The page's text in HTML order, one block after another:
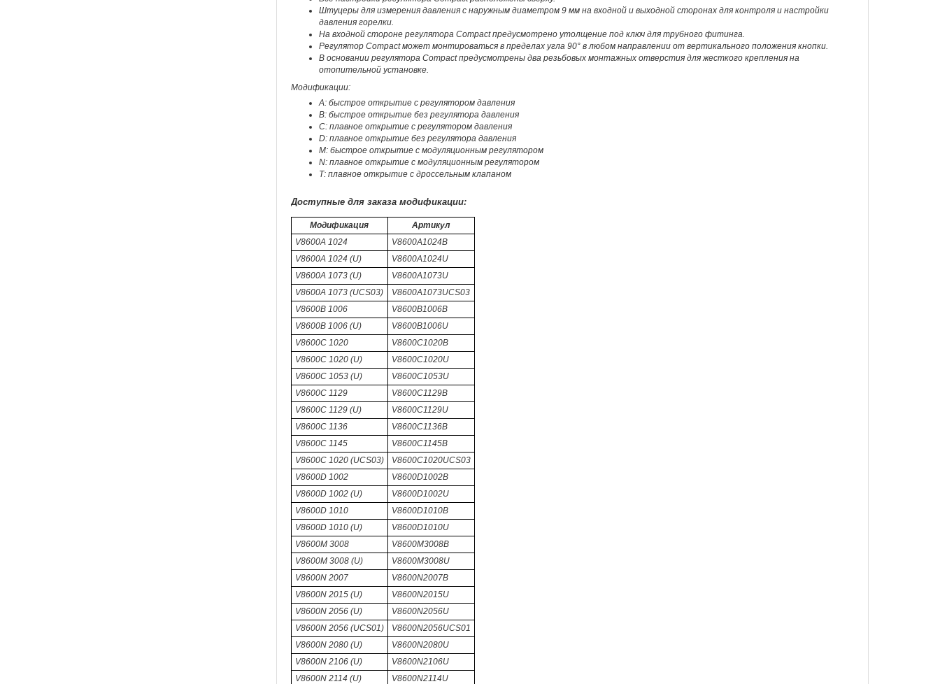
Штуцеры для измерения давления с наружным диаметром 9 мм на входной и выходной сторонах для контроля и настройки
давления горелки.
На входной стороне регулятора Compact предусмотрено утолщение под ключ для трубного фитинга.
Регулятор Compact может монтироваться в пределах угла 90° в любом направлении от вертикального положения кнопки.
В основании регулятора Compact предусмотрены два резьбовых монтажных отверстия для жесткого крепления на
отопительной установке.
Модификации:
А: быстрое открытие с регулятором давления
В: быстрое открытие без регулятора давления
С: плавное открытие с регулятором давления
D: плавное открытие без регулятора давления
М: быстрое открытие с модуляционным регулятором
N: плавное открытие с модуляционным регулятором
Т: плавное открытие с дроссельным клапаном
Доступные для заказа модификации:
Модификация
Артикул
V8600A 1024
V8600A1024B
V8600A 1024 (U)
V8600A1024U
V8600A 1073 (U)
V8600A1073U
V8600A 1073 (UCS03)
V8600A1073UCS03
V8600B 1006
V8600B1006B
V8600B 1006 (U)
V8600B1006U
V8600C 1020
V8600C1020B
V8600C 1020 (U)
V8600C1020U
V8600C 1053 (U)
V8600C1053U
V8600C 1129
V8600C1129B
V8600C 1129 (U)
V8600C1129U
V8600C 1136
V8600C1136B
V8600C 1145
V8600C1145B
V8600C 1020 (UCS03)
V8600C1020UCS03
V8600D 1002
V8600D1002B
V8600D 1002 (U)
V8600D1002U
V8600D 1010
V8600D1010B
V8600D 1010 (U)
V8600D1010U
V8600M 3008
V8600M3008B
V8600M 3008 (U)
V8600M3008U
V8600N 2007
V8600N2007B
V8600N 2015 (U)
V8600N2015U
V8600N 2056 (U)
V8600N2056U
V8600N 2056 (UCS01)
V8600N2056UCS01
V8600N 2080 (U)
V8600N2080U
V8600N 2106 (U)
V8600N2106U
V8600N 2114 (U)
V8600N2114U